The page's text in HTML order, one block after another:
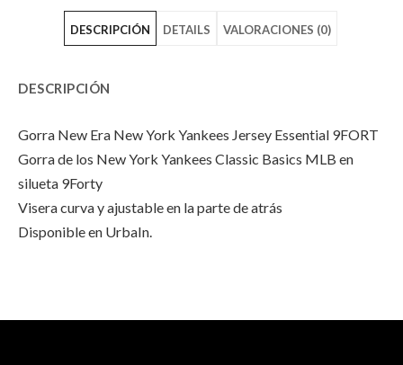
Yankees
Essential
9FORTY"
New
York
Jersey
Essential
Era
Yankees
Essential
9FORTY"
DESCRIPCIÓN DETAILS VALORACIONES (0)
DESCRIPCIÓN
Gorra New Era New York Yankees Jersey Essential 9FORT
Gorra de los New York Yankees Classic Basics MLB en
silueta 9Forty
Visera curva y ajustable en la parte de atrás
Disponible en UrbaIn.